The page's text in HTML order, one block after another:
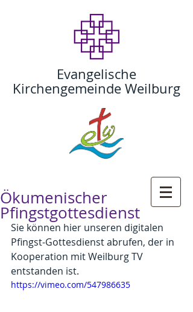
Evangelische
Kirchengemeinde Weilburg
Ökumenischer
Pfingstgottesdienst
Sie können hier unseren digitalen
Pfingst-Gottesdienst abrufen, der in
Kooperation mit Weilburg TV
entstanden ist.
https://vimeo.com/547986635